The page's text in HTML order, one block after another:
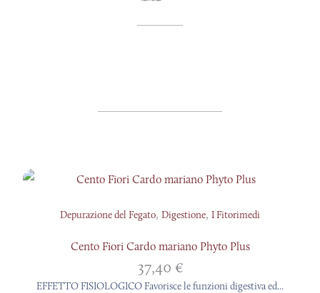
Depurazione del Fegato, Digestione, I Fitorimedi
Cento Fiori Cardo mariano Phyto Plus
37,40 €
EFFETTO FISIOLOGICO Favorisce le funzioni digestiva ed...